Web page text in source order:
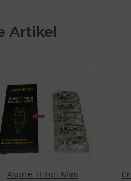
Artikel
Aspire Triton Mini